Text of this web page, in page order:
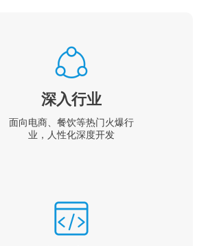
深入行业
面向电商、餐饮等热门火爆行
业，人性化深度开发